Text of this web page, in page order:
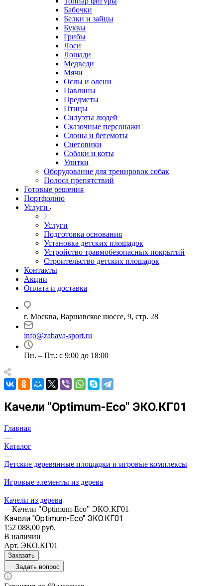
Бабочки
Белки и зайцы
Буквы
Грибы
Лоси
Лошади
Медведи
Мячи
Ослы и олени
Павлины
Предметы
Птицы
Силуэты людей
Сказочные персонажи
Слоны и бегемоты
Снеговики
Собаки и коты
Улитки
Оборудование для тренировок собак
Полоса препятствий
Готовые решения
Портфолию
Услуги
Услуги
Подготовка основания
Установка детских площадок
Устройство травмобезопасных покрытий
Строительство детских площадок
Контакты
Акции
Оплата и доставка
г. Москва, Варшавское шоссе, 9, стр. 28
info@zabava-sport.ru
Пн. – Пт.: с 9:00 до 18:00
Качели "Оptimum-Еco" ЭКО.КГ01
Главная
—
Каталог
—
Детские деревянные площадки и игровые комплексы
—
Игровые элементы из дерева
—
Качели из дерева
—Качели "Оptimum-Еco" ЭКО.КГ01
Качели "Оptimum-Еco" ЭКО.КГ01
152 088,00 руб.
В наличии
Арт. ЭКО.КГ01
Заказать
Задать вопрос